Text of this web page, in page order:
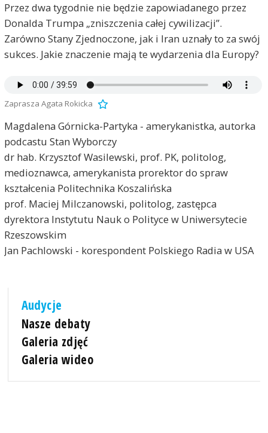
Przez dwa tygodnie nie będzie zapowiadanego przez
Donalda Trumpa „zniszczenia całej cywilizacji”.
Zarówno Stany Zjednoczone, jak i Iran uznały to za swój
sukces. Jakie znaczenie mają te wydarzenia dla Europy?
Zaprasza Agata Rokicka
Magdalena Górnicka-Partyka - amerykanistka, autorka
podcastu Stan Wyborczy
dr hab. Krzysztof Wasilewski, prof. PK, politolog,
medioznawca, amerykanista prorektor do spraw
kształcenia Politechnika Koszalińska
prof. Maciej Milczanowski, politolog, zastępca
dyrektora Instytutu Nauk o Polityce w Uniwersytecie
Rzeszowskim
Jan Pachlowski - korespondent Polskiego Radia w USA
Audycje
Nasze debaty
Galeria zdjęć
Galeria wideo